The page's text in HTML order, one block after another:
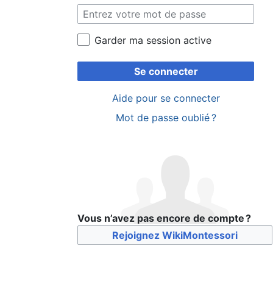
Garder ma session active
Se connecter
Aide pour se connecter
Mot de passe oublié ?
Vous n’avez pas encore de compte ?
Rejoignez WikiMontessori